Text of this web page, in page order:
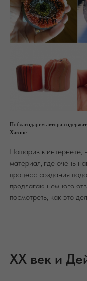
Поблагодарим автора
Хаконе.
Пошарив в интернете,
материал, где очень
процесс создания
предлагаю немного
посмотреть, как это
ХХ век и